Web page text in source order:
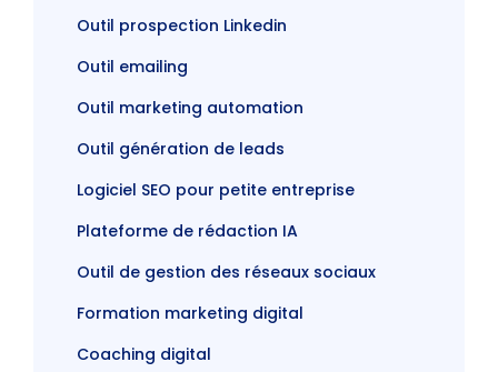
Outil prospection Linkedin
Outil emailing
Outil marketing automation
Outil génération de leads
Logiciel SEO pour petite entreprise
Plateforme de rédaction IA
Outil de gestion des réseaux sociaux
Formation marketing digital
Coaching digital